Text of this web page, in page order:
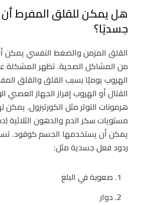
هل يمكن للقلق المفرط
جسديًا؟
القلق المزمن والضغط النفسي
من المشاكل الصحية. تظهر المشكلة
الهروب يوميًا بسبب القلق والقلق
القتال أو الهروب إفراز الجهاز
هرمونات التوتر مثل الكورتيزول. يمكن
مستويات سكر الدم والدهون الثلاثية
يمكن أن يستخدمها الجسم كوقود.
ردود فعل جسدية مثل:
صعوبة في البلع
دوار